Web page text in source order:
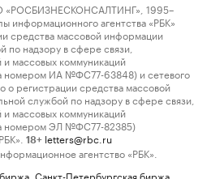
1995–
информационного агентства «РБК»
средства массовой информации
по надзору в сфере связи,
массовых коммуникаций
номером ИА №ФС77-63848) и сетевого
о регистрации средства массовой
службой по надзору в сфере связи,
массовых коммуникаций
номером ЭЛ №ФС77-82385)
18+ letters@rbc.ru
агентство «РБК».
Санкт-Петербургская биржа